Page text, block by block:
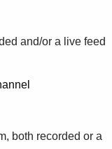
and/or a live feed
both recorded or a